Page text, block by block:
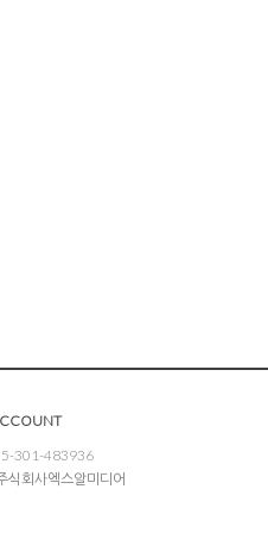
301-483936
식회사엑스알미디어